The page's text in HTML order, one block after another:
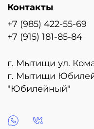
Контакты
+7 (985) 422-55-69
+7 (915) 181-85-84
г. Мытищи ул.
г. Мытищи
"Юбилейный"